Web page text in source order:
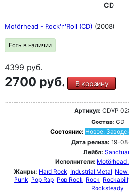
CD
Motörhead - Rock'n'Roll (CD) (2008)
Есть в наличии
4399руб.
2700 руб. В корзину
Артикул: CDVP
Состав: CD
Состояние: Новое.
Дата релиза: 19-
Лейбл:
Исполнители: Motörhead
Жанры: Hard Rock Industrial Metal New
Punk Pop Rap Pop Rock Rock
Rocksteady